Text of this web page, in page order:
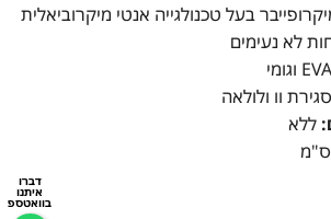
דברו
איתנו
בוואטספ
בעל טכנולגייה אנטי מיקרוביאלית
לא נעימים
EVA וגומי
סגירת וו ולולאה
ללא